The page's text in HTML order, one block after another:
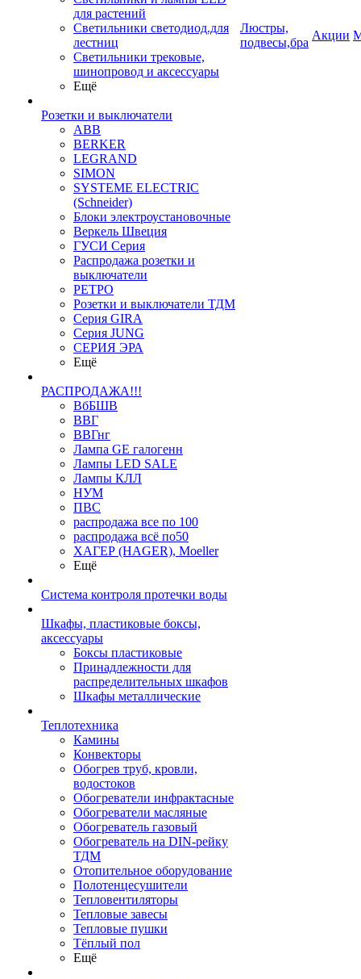
для растений
Светильники светодиод.для
лестниц
Светильники трековые,
шинопровод и аксессуары
Ещё
Розетки и выключатели
ABB
BERKER
LEGRAND
SIMON
SYSTEME ELECTRIC
(Schneider)
Блоки электроустановочные
Веркель Швеция
ГУСИ Серия
Распродажа розетки и
выключатели
РЕТРО
Розетки и выключатели ТДМ
Серия GIRA
Серия JUNG
СЕРИЯ ЭРА
Ещё
РАСПРОДАЖА!!!
ВбБШВ
ВВГ
ВВГнг
Лампа GE галогенн
Лампы LED SALE
Лампы КЛЛ
НУМ
ПВС
распродажа все по 100
распродажа всё по50
ХАГЕР (HAGER), Moeller
Ещё
Система контроля протечки воды
Шкафы, пластиковые боксы,
аксессуары
Боксы пластиковые
Принадлежности для
распределительных шкафов
Шкафы металлические
Теплотехника
Камины
Конвекторы
Обогрев труб, кровли,
водостоков
Обогреватели инфрактасные
Обогреватели масляные
Обогреватель газовый
Обогреватель на DIN-рейку
ТДМ
Отопительное оборудование
Полотенцесушители
Тепловентиляторы
Тепловые завесы
Тепловые пушки
Тёплый пол
Ещё
Люстры,
подвесы,бра
Акции